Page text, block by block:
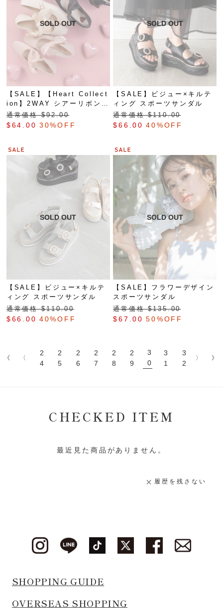
【SALE】【Heart Collect
ion】2WAY シアーリボンハ
ートフラットパンプス
通常価格 $‌92.00
$‌64.00 30%OFF
【SALE】ビジュー×キルテ
ィング スポーツサンダル
通常価格 $‌110.00
$‌66.00 40%OFF
【SALE】ビジュー×キルテ
ィング スポーツサンダル
通常価格 $‌110.00
$‌66.00 40%OFF
【SALE】フラワーデザイン
スポーツサンダル
通常価格 $‌135.00
$‌67.00 50%OFF
《 〈
2
4
2
5
2
6
2
7
2
8
2
9
3
0
3
1
3
2
〉 》
CHECKED ITEM
最近見た商品がありません。
履歴を残さない
SHOPPING GUIDE
OVERSEAS SHOPPING